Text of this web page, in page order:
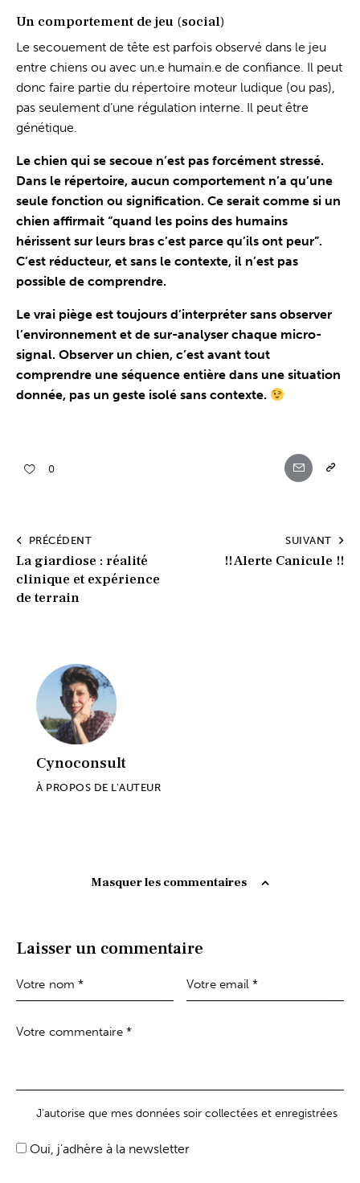
Un comportement de jeu (social)
Le secouement de tête est parfois observé dans le jeu
entre chiens ou avec un.e humain.e de confiance. Il peut
donc faire partie du répertoire moteur ludique (ou pas),
pas seulement d’une régulation interne. Il peut être
génétique.
Le chien qui se secoue n’est pas forcément stressé.
Dans le répertoire, aucun comportement n’a qu’une
seule fonction ou signification. Ce serait comme si un
chien affirmait “quand les poins des humains
hérissent sur leurs bras c’est parce qu’ils ont peur”.
C’est réducteur, et sans le contexte, il n’est pas
possible de comprendre.
Le vrai piège est toujours d’interpréter sans observer
l’environnement et de sur-analyser chaque micro-
signal. Observer un chien, c’est avant tout
comprendre une séquence entière dans une situation
donnée, pas un geste isolé sans contexte.
0
PRÉCÉDENT
La giardiose : réalité
clinique et expérience
de terrain
SUIVANT
!! Alerte Canicule !!
Cynoconsult
À PROPOS DE L'AUTEUR
Masquer les commentaires
Laisser un commentaire
J'autorise que mes données soir collectées et enregistrées
Oui, j'adhère à la newsletter